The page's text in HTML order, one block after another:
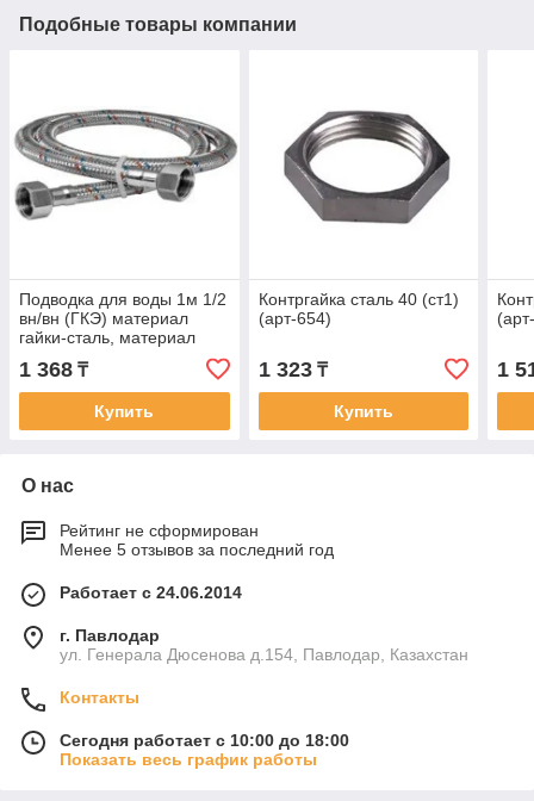
Подобные товары компании
Подводка для воды 1м 1/2
вн/вн (ГКЭ) материал
гайки-сталь, материал
оплетки -сталь, материал
ниппеля -сталь, материал
шланга -EPDM
1 368 ₸
Купить
Контргайка сталь 40 (ст1)
(арт-654)
1 323₸
Купить
1
О нас
Рейтинг не сформирован
Менее 5 отзывов за последний год
Работает с 24.06.2014
г. Павлодар
ул. Генерала Дюсенова д.154, Павлодар, Казахстан
Контакты
Сегодня работает с 10:00 до 18:00
Показать весь график работы